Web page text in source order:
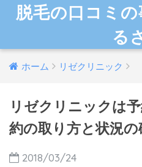
脱毛の口コミ
る
ホーム リゼクリニック
リゼクリニックは
約の取り方と状況の
2018/03/24